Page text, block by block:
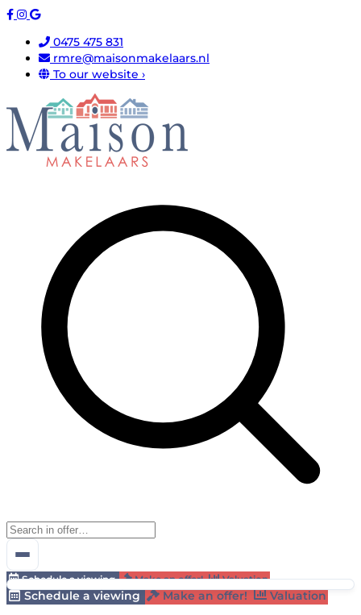
0475 475 831
rmre@maisonmakelaars.nl
To our website ›
Schedule a viewing Make an offer! Valuation
Schedule a viewing Make an offer!
Valuation